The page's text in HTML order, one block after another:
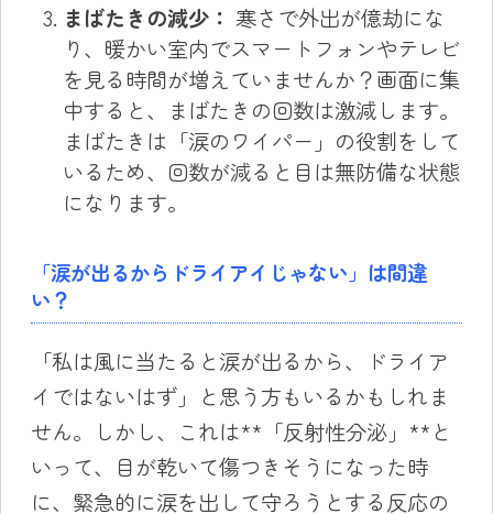
まばたきの減少： 寒さで外出が億劫にな
り、暖かい室内でスマートフォンやテレビ
を見る時間が増えていませんか？画面に集
中すると、まばたきの回数は激減します。
まばたきは「涙のワイパー」の役割をして
いるため、回数が減ると目は無防備な状態
になります。
「涙が出るからドライアイじゃない」は間違
い？
「私は風に当たると涙が出るから、ドライア
イではないはず」と思う方もいるかもしれま
せん。しかし、これは**「反射性分泌」**と
いって、目が乾いて傷つきそうになった時
に、緊急的に涙を出して守ろうとする反応の